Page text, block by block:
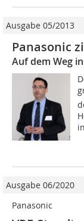
Ausgabe 05/2013
Panasonic
Auf dem Weg
Ausgabe 06/2020
Panasonic